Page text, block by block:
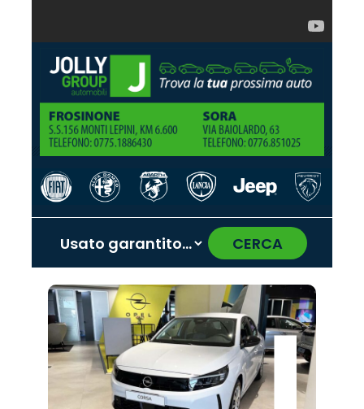
CERCA
Promo
Alfa
Romeo
Promo
Cupra
Promo
Omoda
Promo
Citroën
Promo
Jeep
Promo
Jaecoo
Promo
Opel
Promo
Hyundai
Promo
Mazda
Promo
Lancia
Promo
Peugeot
Promo
Seat
Promo
Abarth
Promo
Fiat
Promo
Land
Rover
‹ ›